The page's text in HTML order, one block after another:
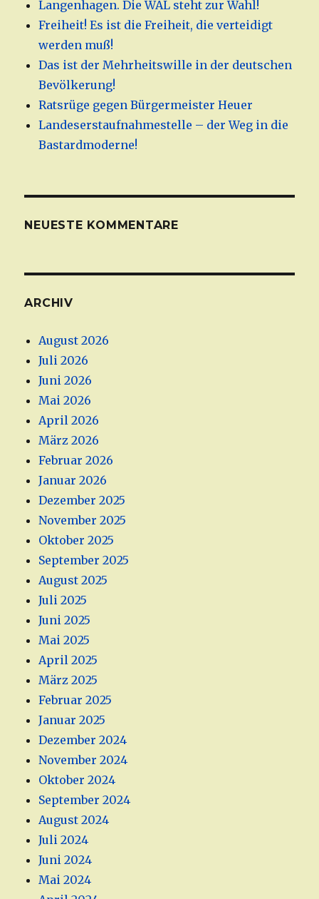
Langenhagen. Die WAL steht zur Wahl!
Freiheit! Es ist die Freiheit, die verteidigt
werden muß!
Das ist der Mehrheitswille in der deutschen
Bevölkerung!
Ratsrüge gegen Bürgermeister Heuer
Landeserstaufnahmestelle – der Weg in die
Bastardmoderne!
NEUESTE KOMMENTARE
ARCHIV
August 2026
Juli 2026
Juni 2026
Mai 2026
April 2026
März 2026
Februar 2026
Januar 2026
Dezember 2025
November 2025
Oktober 2025
September 2025
August 2025
Juli 2025
Juni 2025
Mai 2025
April 2025
März 2025
Februar 2025
Januar 2025
Dezember 2024
November 2024
Oktober 2024
September 2024
August 2024
Juli 2024
Juni 2024
Mai 2024